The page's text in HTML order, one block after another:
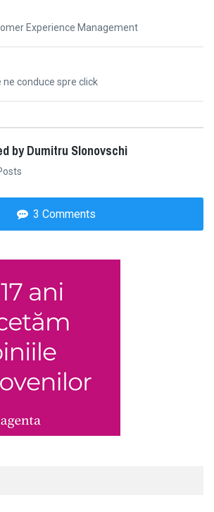
Experience Management
conduce spre click
by Dumitru Slonovschi
3 Comments